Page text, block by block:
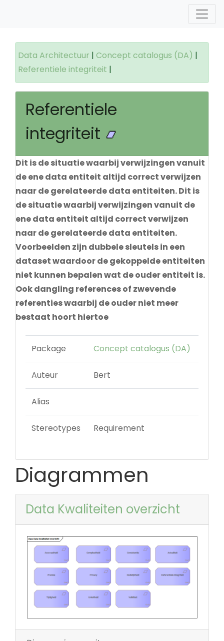
Data Architectuur | Concept catalogus (DA) |
Referentiele integriteit |
Referentiele
integriteit
Dit is de situatie waarbij verwijzingen vanuit
de ene data entiteit altijd correct verwijzen
naar de gerelateerde data entiteiten. Dit is
de situatie waarbij verwijzingen vanuit de
ene data entiteit altijd correct verwijzen
naar de gerelateerde data entiteiten.
Voorbeelden zijn dubbele sleutels in een
dataset waardoor de gekoppelde entiteiten
niet kunnen bepalen wat de ouder entiteit is.
Ook dangling references of zwevende
referenties waarbij de ouder niet meer
bestaat hoort hiertoe
Package Concept catalogus (DA)
Auteur Bert
Alias
Stereotypes Requirement
Diagrammen
Data Kwaliteiten overzicht